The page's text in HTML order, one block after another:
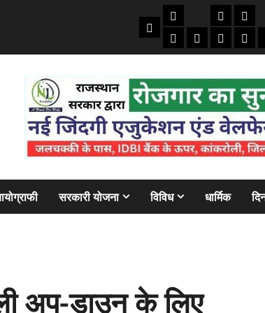
Home
तकनीकी
ऑटो
मोबाइल
क्राइम/
अजबबैंक
सरकारी योजना विविध धार्मिक
अप-डाउन के लिए